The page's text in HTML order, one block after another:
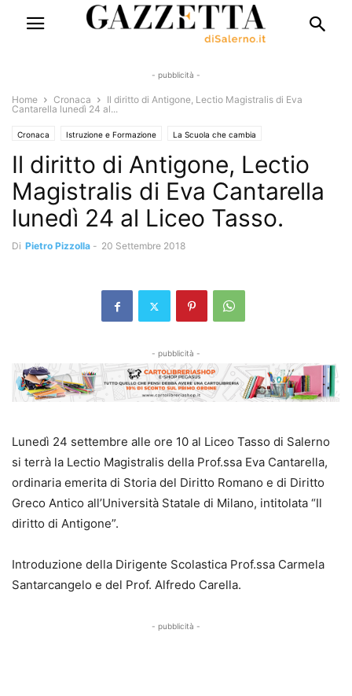
- pubblicità -
Home Cronaca
Il diritto di Antigone, Lectio Magistralis di Eva
Cantarella lunedì 24 al...
Cronaca Istruzione e Formazione La Scuola che cambia
Il diritto di Antigone, Lectio
Magistralis di Eva Cantarella
lunedì 24 al Liceo Tasso.
Di Pietro Pizzolla - 20 Settembre 2018
- pubblicità -
Lunedì 24 settembre alle ore 10 al Liceo Tasso di Salerno
si terrà la Lectio Magistralis della Prof.ssa Eva Cantarella,
ordinaria emerita di Storia del Diritto Romano e di Diritto
Greco Antico all’Università Statale di Milano, intitolata “Il
diritto di Antigone”.
Introduzione della Dirigente Scolastica Prof.ssa Carmela
Santarcangelo e del Prof. Alfredo Carella.
- pubblicità -